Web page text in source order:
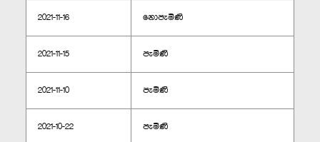
2021-11-16 නොපැමිණි
2021-11-15 පැමිණි
2021-11-10 පැමිණි
2021-10-22 පැමිණි